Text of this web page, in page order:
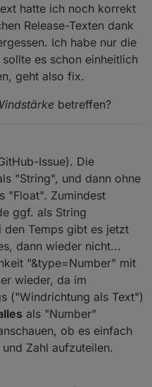
hatte ich noch korrekt
Release-Texten dank
Ich habe nur die
es schon einheitlich
geht also fix.
betreffen?
Issue). Die
"String", und dann ohne
"Float". Zumindest
ggf. als String
Temps gibt es jetzt
dann wieder nicht...
"&type=Number" mit
wieder, da im
("Windrichtung als Text")
als "Number"
ob es einfach
Zahl aufzuteilen.